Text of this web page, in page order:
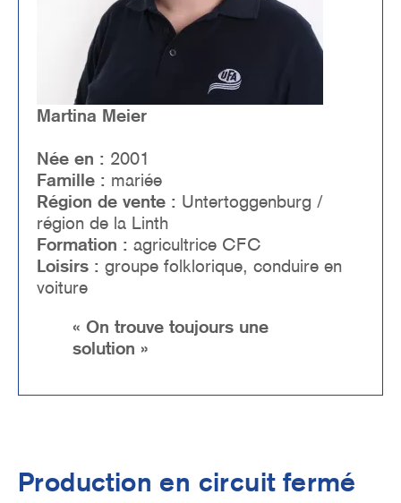
Martina Meier
Née en : 2001
Famille : mariée
Région de vente : Untertoggenburg /
région de la Linth
Formation : agricultrice CFC
Loisirs : groupe folklorique, conduire en
voiture
« On trouve toujours une
solution »
Production en circuit fermé